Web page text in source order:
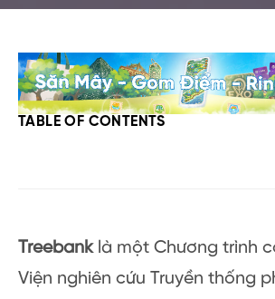
TABLE OF CONTENTS
Treebanklà một Chương trình
Viện nghiên cứu Truyền thống